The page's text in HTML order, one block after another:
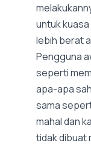
untuk
lebih berat
Pengguna
seperti
apa-apa
sama
mahal dan
tidak dibuat